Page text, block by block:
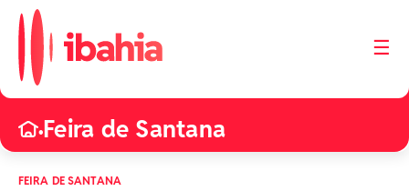
☰
•Feira de Santana
FEIRA DE SANTANA